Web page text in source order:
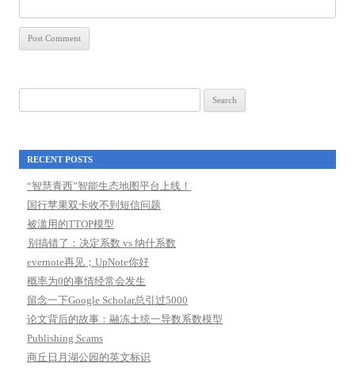
for:
RECENT POSTS
“智慧青西”智能生态地图平台上线！
国行苹果双卡收不到短信问题
被滥用的TTOP模型
别搞错了：决定系数 vs 纳什系数
evernote再见；UpNote你好
概率为0的事情经常会发生
留念一下Google Scholar总引过5000
论文背后的故事：融冻土统一导数系数模型
Publishing Scams
商丘日月湖公园的英文标识